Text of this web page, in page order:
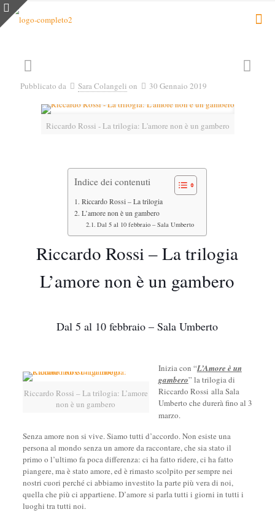
Pubblicato da Sara Colangeli on 30 Gennaio 2019
Riccardo Rossi - La trilogia: L'amore non è un gambero
Indice dei contenuti
Riccardo Rossi – La trilogia
L’amore non è un gambero
Dal 5 al 10 febbraio – Sala Umberto
Riccardo Rossi – La trilogia
L’amore non è un gambero
Dal 5 al 10 febbraio – Sala Umberto
Riccardo Rossi – La trilogia: L’amore
non è un gambero
Inizia con “L’Amore è un
gambero” la trilogia di
Riccardo Rossi alla Sala
Umberto che durerà fino al 3
marzo.
Senza amore non si vive. Siamo tutti d’accordo. Non esiste una
persona al mondo senza un amore da raccontare, che sia stato il
primo o l’ultimo fa poca differenza: ci ha fatto ridere, ci ha fatto
piangere, ma è stato amore, ed è rimasto scolpito per sempre nei
nostri cuori perché ci abbiamo investito la parte più vera di noi,
quella che più ci appartiene. D’amore si parla tutti i giorni in tutti i
luoghi tra tutti noi.